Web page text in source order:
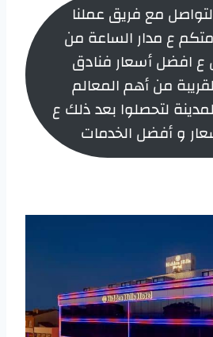
مع فريق عملنا
ع مدار الساعة من
ع افضل أسعار فنادق
من أهم المعالم
لتحصلوا بعد ذلك ع
و أفضل الخدمات